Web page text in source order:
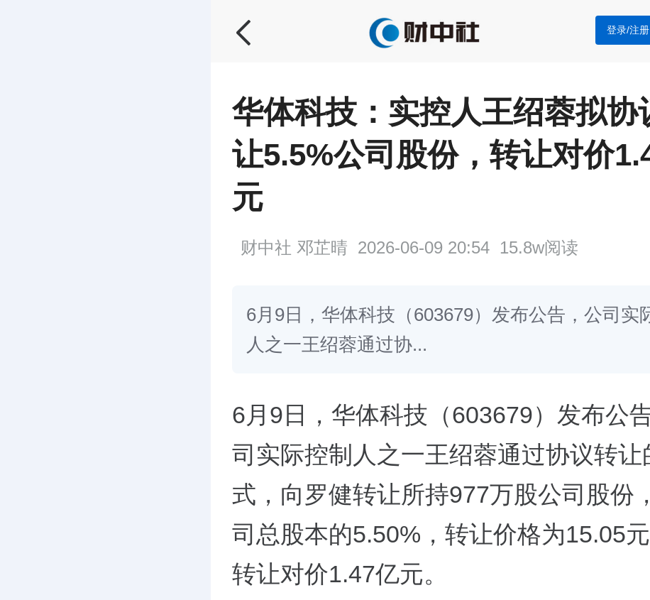
登录/注册
华体科技：实控人王绍蓉拟协
让5.5%公司股份，转让对价
元
财中社 邓芷晴 2026-06-09 20:54 15.8w阅读
6月9日，华体科技（603679）发布公告，公司实
人之一王绍蓉通过协...
6月9日，华体科技（603679）发布公
司实际控制人之一王绍蓉通过协议转让
式，向罗健转让所持977万股公司股份
司总股本的5.50%，转让价格为15.05元
转让对价1.47亿元。